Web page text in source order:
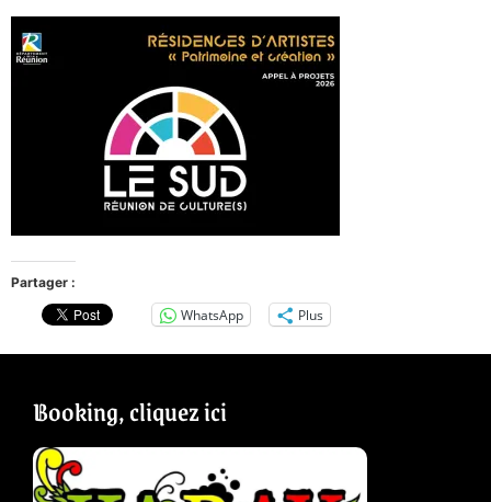
Partager :
WhatsApp Plus
Booking, cliquez ici